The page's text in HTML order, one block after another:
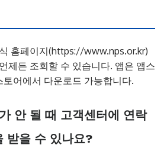
홈페이지(https://www.nps.or.kr)
제든 조회할 수 있습니다. 앱은 앱스
어에서 다운로드 가능합니다.
안 될 때 고객센터에 연락
받을 수 있나요?